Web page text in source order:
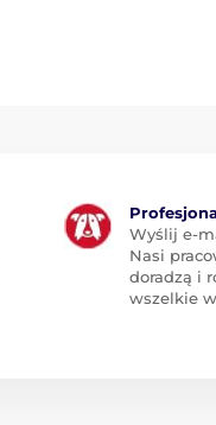
Wyślij e-
Nasi
doradzą i
wszelkie